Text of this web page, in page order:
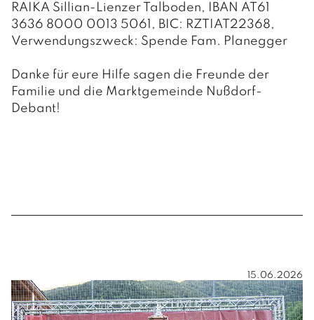
RAIKA Sillian-Lienzer Talboden, IBAN AT61
3636 8000 0013 5061, BIC: RZTIAT22368,
Verwendungszweck: Spende Fam. Planegger
Danke für eure Hilfe sagen die Freunde der
Familie und die Marktgemeinde Nußdorf-
Debant!
15.06.2026